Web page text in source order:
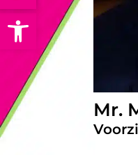
Open
Mr.